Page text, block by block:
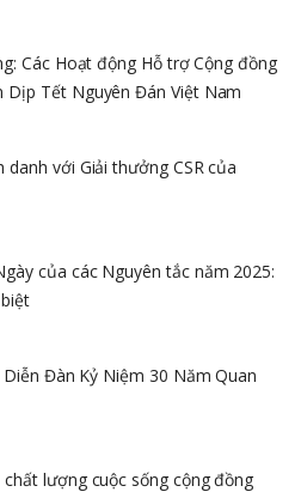
Các Hoạt động Hỗ trợ Cộng đồng
Dịp Tết Nguyên Đán Việt Nam
với Giải thưởng CSR của
của các Nguyên tắc năm 2025:
Đàn Kỷ Niệm 30 Năm Quan
lượng cuộc sống cộng đồng